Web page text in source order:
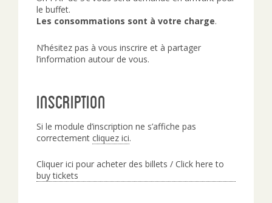
le buffet.
Les consommations sont à votre charge.
N’hésitez pas à vous inscrire et à partager
l’information autour de vous.
Inscription
Si le module d’inscription ne s’affiche pas
correctement cliquez ici.
Cliquer ici pour acheter des billets / Click here to
buy tickets